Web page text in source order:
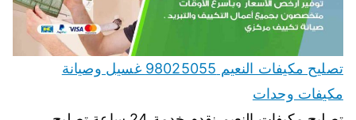
تصليح مكيفات النعيم 98025055 غسيل وصيانة
مكيفات وحدات